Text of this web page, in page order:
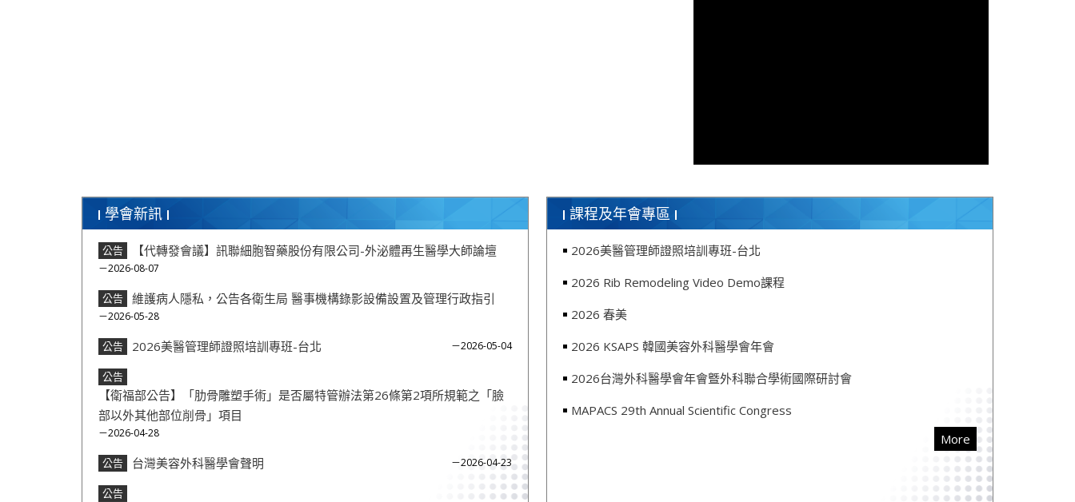
學會新訊
公告 【代轉發會議】訊聯細胞智藥股份有限公司-外泌體再生醫學大師論壇
－2026-08-07
公告 維護病人隱私，公告各衛生局 醫事機構錄影設備設置及管理行政指引
－2026-05-28
公告 2026美醫管理師證照培訓專班-台北 －2026-05-04
公告
【衛福部公告】「肋骨雕塑手術」是否屬特管辦法第26條第2項所規範之「臉
部以外其他部位削骨」項目
－2026-04-28
公告 台灣美容外科醫學會聲明 －2026-04-23
公告
課程及年會專區
2026美醫管理師證照培訓專班-台北
2026 Rib Remodeling Video Demo課程
2026 春美
2026 KSAPS 韓國美容外科醫學會年會
2026台灣外科醫學會年會曁外科聯合學術國際研討會
MAPACS 29th Annual Scientific Congress
More